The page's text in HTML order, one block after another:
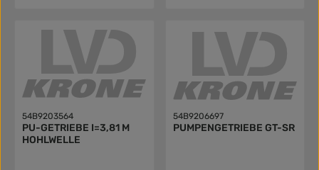
54B9203564
PU-GETRIEBE I=3,81 M
HOHLWELLE
54B9206697
PUMPENGETRIEBE GT-SR